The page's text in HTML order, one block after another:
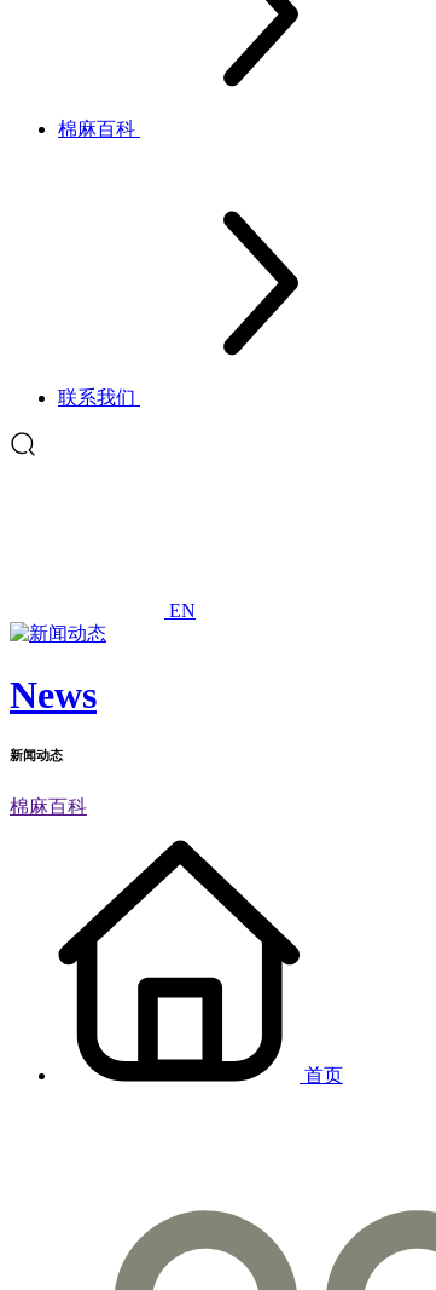
棉麻百科
联系我们
EN
News
新闻动态
棉麻百科
首页